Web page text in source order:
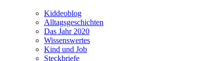
Kiddeoblog
Alltagsgeschichten
Das Jahr 2020
Wissenswertes
Kind und Job
Steckbriefe